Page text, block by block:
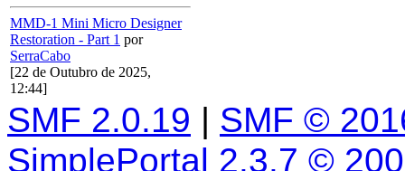
MMD-1 Mini Micro Designer
Restoration - Part 1 por
SerraCabo
[22 de Outubro de 2025,
12:44]
SMF 2.0.19 | SMF ©
SimplePortal 2.3.7 ©